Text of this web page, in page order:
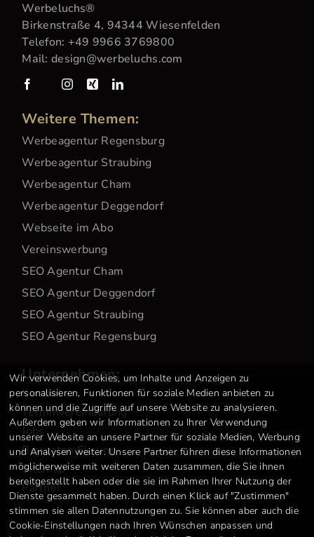
Werbeluchs®
Birkenstraße 4, 94344 Wiesenfelden
Telefon: +49 9966 3769800
Mail: design@werbeluchs.com
Weitere Themen:
Werbeagentur Regensburg
Werbeagentur Straubing
Werbeagentur Cham
Werbeagentur Deggendorf
Webseite im Abo
Vereinswerbung
SEO Agentur Cham
SEO Agentur Deggendorf
SEO Agentur Straubing
SEO Agentur Regensburg
Unternehmen:
Kontakt
Terminvereinbarung
Jobs
Bewerten Sie uns
Sitemap
Partner
Wir verwenden Cookies, um Inhalte und Anzeigen zu
personalisieren, Funktionen für soziale Medien anbieten zu
können und die Zugriffe auf unsere Website zu analysieren.
Außerdem geben wir Informationen zu Ihrer Verwendung
unserer Website an unsere Partner für soziale Medien, Werbung
und Analysen weiter. Unsere Partner führen diese Informationen
möglicherweise mit weiteren Daten zusammen, die Sie ihnen
bereitgestellt haben oder die sie im Rahmen Ihrer Nutzung der
Dienste gesammelt haben. Durch einen Klick auf "Zustimmen"
stimmen sie allen Datennutzungen zu. Sie können aber auch die
Cookie-Einstellungen nach Ihren Wünschen anpassen und